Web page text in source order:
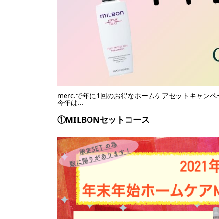
merc.で年に1回のお得なホームケアセットキャンペ
今年は…
①MILBONセットコース